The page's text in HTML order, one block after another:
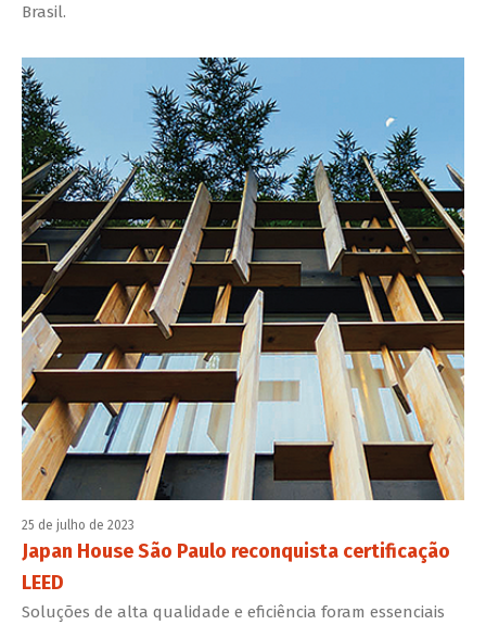
Brasil.
25 de julho de 2023
Japan House São Paulo reconquista certificação
LEED
Soluções de alta qualidade e eficiência foram essenciais